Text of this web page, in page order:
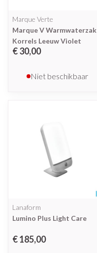
Marque Verte
Marque V Warmwaterzak
Korrels Leeuw Violet
€ 30,00
Niet beschikbaar
Lanaform
Lumino Plus Light Care
€ 185,00